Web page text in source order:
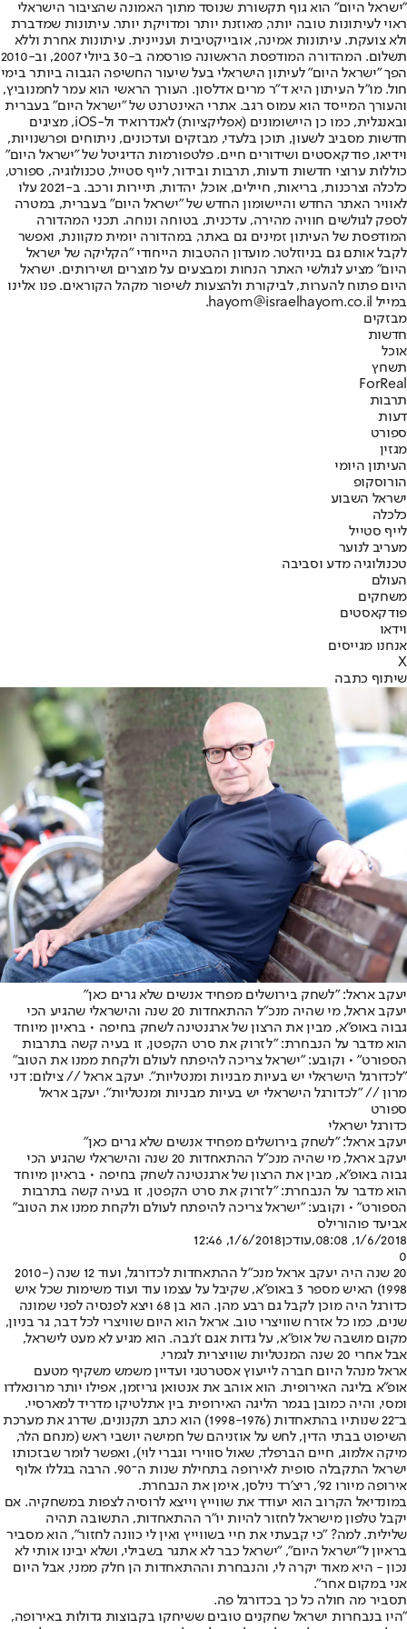
"ישראל היום" הוא גוף תקשורת שנוסד מתוך האמונה שהציבור הישראלי
ראוי לעיתונות טובה יותר, מאוזנת יותר ומדויקת יותר. עיתונות שמדברת
ולא צועקת. עיתונות אמינה, אובייקטיבית ועניינית. עיתונות אחרת וללא
תשלום. המהדורה המודפסת הראשונה פורסמה ב-30 ביולי 2007, וב-2010
הפך "ישראל היום" לעיתון הישראלי בעל שיעור החשיפה הגבוה ביותר בימי
חול. מו"ל העיתון היא ד"ר מרים אדלסון. העורך הראשי הוא עמר לחמנוביץ,
והעורך המייסד הוא עמוס רגב. אתרי האינטרנט של "ישראל היום" בעברית
ובאנגלית, כמו כן היישומונים (אפליקציות) לאנדרואיד ול-iOS, מציגים
חדשות מסביב לשעון, תוכן בלעדי, מבזקים ועדכונים, ניתוחים ופרשנויות,
וידיאו, פודקאסטים ושידורים חיים. פלטפורמות הדיגיטל של "ישראל היום"
כוללות ערוצי חדשות ודעות, תרבות ובידור, לייף סטייל, טכנולוגיה, ספורט,
כלכלה וצרכנות, בריאות, חיילים, אוכל, יהדות, תיירות ורכב. ב-2021 עלו
לאוויר האתר החדש והיישומון החדש של "ישראל היום" בעברית, במטרה
לספק לגולשים חוויה מהירה, עדכנית, בטוחה ונוחה. תכני המהדורה
המודפסת של העיתון זמינים גם באתר, במהדורה יומית מקוונת, ואפשר
לקבל אותם גם בניוזלטר. מועדון ההטבות הייחודי "הקליקה של ישראל
היום" מציע לגולשי האתר הנחות ומבצעים על מוצרים ושירותים. ישראל
היום פתוח להערות, לביקורת ולהצעות לשיפור מקהל הקוראים. פנו אלינו
במייל hayom@israelhayom.co.il.
מבזקים
חדשות
אוכל
תשחץ
ForReal
תרבות
דעות
ספורט
מגזין
העיתון היומי
הורוסקופ
ישראל השבוע
כלכלה
לייף סטייל
מעריב לנוער
טכנולוגיה מדע וסביבה
העולם
משחקים
פודקאסטים
וידאו
אנחנו מגייסים
X
שיתוף כתבה
יעקב אראל: "לשחק בירושלים מפחיד אנשים שלא גרים כאן"
יעקב אראל, מי שהיה מנכ"ל ההתאחדות 20 שנה והישראלי שהגיע הכי
גבוה באופ"א, מבין את הרצון של ארגנטינה לשחק בחיפה • בראיון מיוחד
הוא מדבר על הנבחרת: "לזרוק את סרט הקפטן, זו בעיה קשה בתרבות
הספורט" • וקובע: "ישראל צריכה להיפתח לעולם ולקחת ממנו את הטוב"
"לכדורגל הישראלי יש בעיות מבניות ומנטליות". יעקב אראל // צילום: דני
מרון // "לכדורגל הישראלי יש בעיות מבניות ומנטליות". יעקב אראל
ספורט
כדורגל ישראלי
יעקב אראל: "לשחק בירושלים מפחיד אנשים שלא גרים כאן"
יעקב אראל, מי שהיה מנכ"ל ההתאחדות 20 שנה והישראלי שהגיע הכי
גבוה באופ"א, מבין את הרצון של ארגנטינה לשחק בחיפה • בראיון מיוחד
הוא מדבר על הנבחרת: "לזרוק את סרט הקפטן, זו בעיה קשה בתרבות
הספורט" • וקובע: "ישראל צריכה להיפתח לעולם ולקחת ממנו את הטוב"
אביעד פוהורילס
1/6/2018, 08:08
,עודכן1/6/2018, 12:46
0
20 שנה היה יעקב אראל מנכ"ל ההתאחדות לכדורגל, ועוד 12 שנה (2010-
1998) האיש מספר 3 באופ"א, שקיבל על עצמו עוד ועוד משימות שכל איש
כדורגל היה מוכן לקבל גם רבע מהן. הוא בן 68 ויצא לפנסיה לפני שמונה
שנים, כמו כל אזרח שוויצרי טוב. אראל הוא היום שוויצרי לכל דבר, גר בניון,
מקום מושבה של אופ"א, על גדות אגם ז'נבה. הוא מגיע לא מעט לישראל,
אבל אחרי 20 שנה המנטליות שוויצרית לגמרי.
אראל מנהל היום חברה לייעוץ אסטרטגי ועדיין משמש משקיף מטעם
אופ"א בליגה האירופית. הוא אוהב את אנטואן גריזמן, אפילו יותר מרונאלדו
ומסי, והיה כמובן בגמר הליגה האירופית בין אתלטיקו מדריד למארסיי.
ב־22 שנותיו בהתאחדות (1998-1976) הוא כתב תקנונים, שדרג את מערכת
השיפוט בבתי הדין, לחש על אוזניהם של חמישה יושבי ראש (מנחם הלר,
מיקה אלמוג, חיים הברפלד, שאול סווירי וגברי לוי), ואפשר לומר שבזכותו
ישראל התקבלה סופית לאירופה בתחילת שנות ה־90. הרבה בגללו אלוף
אירופה מיורו 92', ריצ'רד נילסן, אימן את הנבחרת.
במונדיאל הקרוב הוא יעודד את שווייץ וייצא לרוסיה לצפות במשחקיה. אם
יקבל טלפון מישראל לחזור להיות יו"ר ההתאחדות, התשובה תהיה
שלילית. למה? "כי קבעתי את חיי בשווייץ ואין לי כוונה לחזור", הוא מסביר
בראיון ל"ישראל היום", "ישראל כבר לא אתגר בשבילי, ושלא יבינו אותי לא
נכון - היא מאוד יקרה לי, והנבחרת וההתאחדות הן חלק ממני, אבל היום
אני במקום אחר".
תסביר מה חולה כל כך בכדורגל פה.
"היו בנבחרות ישראל שחקנים טובים ששיחקו בקבוצות גדולות באירופה,